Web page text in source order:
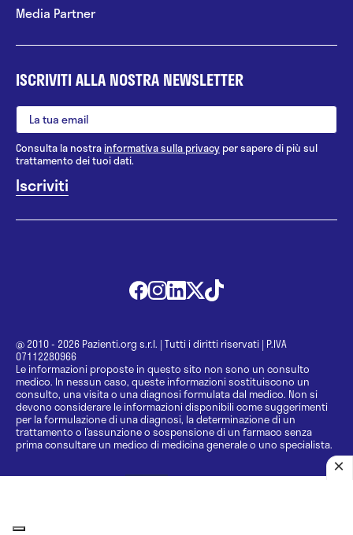
Media Partner
ISCRIVITI ALLA NOSTRA NEWSLETTER
Consulta la nostrainformativa sulla privacy per sapere di più sul
trattamento dei tuoi dati.
@ 2010 - 2026 Pazienti.org s.r.l. | Tutti i diritti riservati | P.IVA
07112280966
Le informazioni proposte in questo sito non sono un consulto
medico. In nessun caso, queste informazioni sostituiscono un
consulto, una visita o una diagnosi formulata dal medico. Non si
devono considerare le informazioni disponibili come suggerimenti
per la formulazione di una diagnosi, la determinazione di un
trattamento o l’assunzione o sospensione di un farmaco senza
prima consultare un medico di medicina generale o uno specialista.